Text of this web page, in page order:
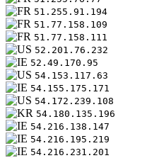
51.255.91.194
51.77.158.109
51.77.158.111
52.201.76.232
52.49.170.95
54.153.117.63
54.155.175.171
54.172.239.108
54.180.135.196
54.216.138.147
54.216.195.219
54.216.231.201